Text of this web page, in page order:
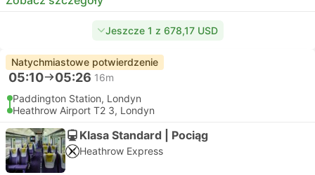
Jeszcze 1 z 678,17 USD
Natychmiastowe potwierdzenie
05:10 05:26 16m
Paddington Station, Londyn
Heathrow Airport T2 3, Londyn
Klasa Standard | Pociąg
Heathrow Express